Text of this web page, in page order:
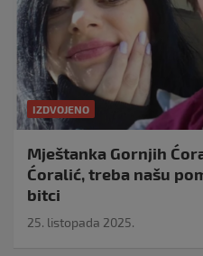
IZDVOJENO
Mještanka Gornjih
Ćoralić, treba našu
bitci
25. listopada 2025.